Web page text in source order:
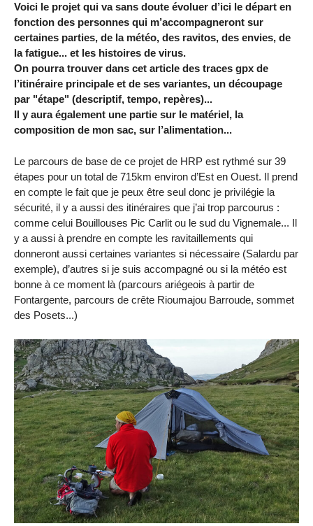
Voici le projet qui va sans doute évoluer d’ici le départ en
fonction des personnes qui m’accompagneront sur
certaines parties, de la météo, des ravitos, des envies, de
la fatigue... et les histoires de virus.
On pourra trouver dans cet article des traces gpx de
l’itinéraire principale et de ses variantes, un découpage
par "étape" (descriptif, tempo, repères)...
Il y aura également une partie sur le matériel, la
composition de mon sac, sur l’alimentation...
Le parcours de base de ce projet de HRP est rythmé sur 39
étapes pour un total de 715km environ d’Est en Ouest. Il prend
en compte le fait que je peux être seul donc je privilégie la
sécurité, il y a aussi des itinéraires que j’ai trop parcourus :
comme celui Bouillouses Pic Carlit ou le sud du Vignemale... Il
y a aussi à prendre en compte les ravitaillements qui
donneront aussi certaines variantes si nécessaire (Salardu par
exemple), d’autres si je suis accompagné ou si la météo est
bonne à ce moment là (parcours ariégeois à partir de
Fontargente, parcours de crête Rioumajou Barroude, sommet
des Posets...)